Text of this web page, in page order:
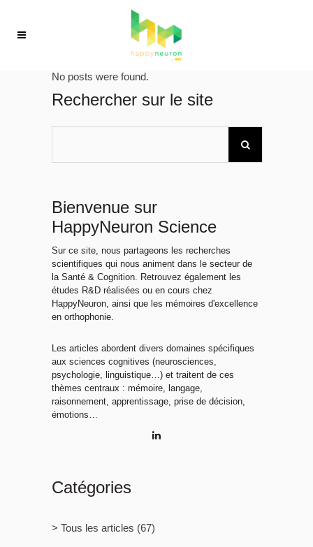
No posts were found.
Rechercher sur le site
Bienvenue sur
HappyNeuron Science
Sur ce site, nous partageons les recherches
scientifiques qui nous animent dans le secteur de
la Santé & Cognition. Retrouvez également les
études R&D réalisées ou en cours chez
HappyNeuron, ainsi que les mémoires d'excellence
en orthophonie.
Les articles abordent divers domaines spécifiques
aux sciences cognitives (neurosciences,
psychologie, linguistique…) et traitent de ces
thèmes centraux : mémoire, langage,
raisonnement, apprentissage, prise de décision,
émotions…
Catégories
> Tous les articles (67)